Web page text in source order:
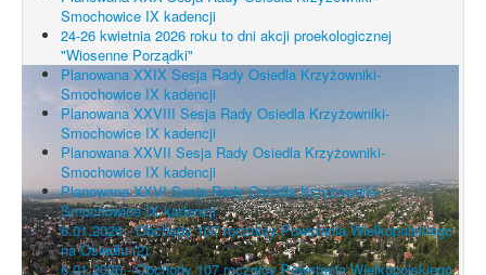
Smochowice IX kadencji
24-26 kwietnia 2026 roku to dni akcji proekologicznej
"Wiosenne Porządki"
Planowana XXIX Sesja Rady Osiedla Krzyżowniki-
Smochowice IX kadencji
Planowana XXVIII Sesja Rady Osiedla Krzyżowniki-
Smochowice IX kadencji
Planowana XXVII Sesja Rady Osiedla Krzyżowniki-
Smochowice IX kadencji
Planowana XXVI Sesja Rady Osiedla Krzyżowniki-
Smochowice IX kadencji
6.01.2026 - Obchody 107 rocznicy Powstania Wielkopolskiego
na Osiedlu (2)
6.01.2026 - Obchody 107 rocznicy Powstania Wielkopolskiego